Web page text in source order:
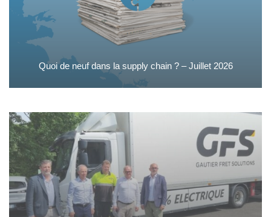
Quoi de neuf dans la supply chain ? – Juillet 2026